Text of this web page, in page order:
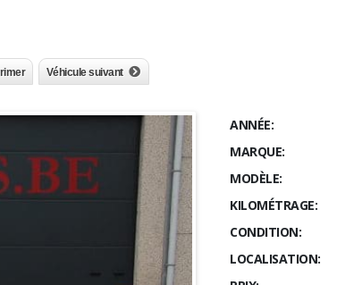
Véhicule suivant
ANNÉE:
MARQUE:
MODÈLE:
KILOMÉTRAGE:
CONDITION:
LOCALISATION: